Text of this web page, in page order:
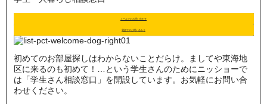
メールでのお問い合わせ
電話でのお問い合わせ
初めてのお部屋探しはわからないことだらけ。ましてや東海地
区に来るのも初めて！…という学生さんのためにニッショーで
は「学生さん相談窓口」を開設しています。お気軽にお問い合
わせください。